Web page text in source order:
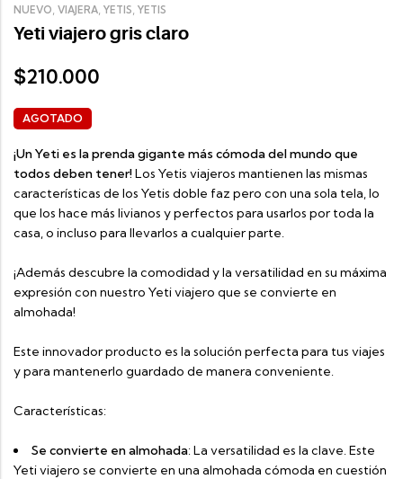
NUEVO, VIAJERA, YETIS, YETIS
Yeti viajero gris claro
$210.000
AGOTADO
¡Un Yeti es la prenda gigante más cómoda del mundo que
todos deben tener!Los Yetis viajeros mantienen las mismas
características de los Yetis doble faz pero con una sola tela, lo
que los hace más livianos y perfectos para usarlos por toda la
casa, o incluso para llevarlos a cualquier parte.
¡Además descubre la comodidad y la versatilidad en su máxima
expresión con nuestro Yeti viajero que se convierte en
almohada!
Este innovador producto es la solución perfecta para tus viajes
y para mantenerlo guardado de manera conveniente.
Características:
Se convierte en almohada: La versatilidad es la clave. Este
Yeti viajero se convierte en una almohada cómoda en cuestión